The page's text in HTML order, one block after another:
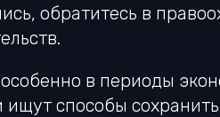
обратитесь в
в периоды
ищут способы